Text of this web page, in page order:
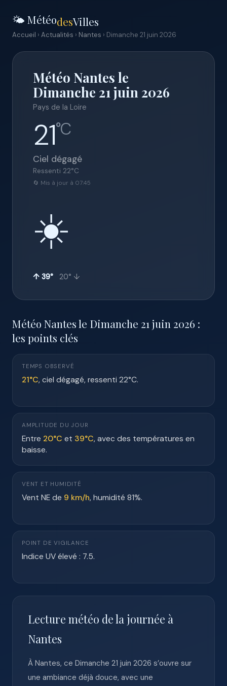
🌤️ MétéodesVilles
Accueil › Actualités › Nantes › Dimanche 21 juin 2026
Météo Nantes le
Dimanche 21 juin 2026
Pays de la Loire
21°C
Ciel dégagé
Ressenti 22°C
🔄 Mis à jour à 07:45
☀️
↑ 39° 20° ↓
Météo Nantes le Dimanche 21 juin 2026 :
les points clés
TEMPS OBSERVÉ
21°C, ciel dégagé, ressenti 22°C.
AMPLITUDE DU JOUR
Entre 20°C et 39°C, avec des températures en
baisse.
VENT ET HUMIDITÉ
Vent NE de 9 km/h, humidité 81%.
POINT DE VIGILANCE
Indice UV élevé : 7.5.
Lecture météo de la journée à
Nantes
À Nantes, ce Dimanche 21 juin 2026 s’ouvre sur
une ambiance déjà douce, avec une